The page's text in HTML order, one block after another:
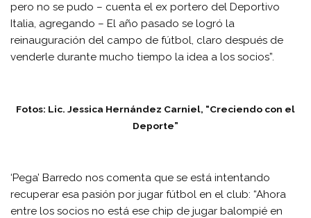
pero no se pudo – cuenta el ex portero del Deportivo
Italia, agregando – El año pasado se logró la
reinauguración del campo de fútbol, claro después de
venderle durante mucho tiempo la idea a los socios”.
Fotos: Lic. Jessica Hernández Carniel, “Creciendo con el
Deporte”
‘Pega’ Barredo nos comenta que se está intentando
recuperar esa pasión por jugar fútbol en el club: “Ahora
entre los socios no está ese chip de jugar balompié en